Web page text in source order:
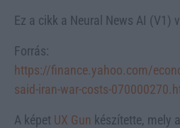
Ez a cikk a Neural News AI (V1)
Forrás:
https://finance.yahoo.com/
said-iran-war-costs-
A képet UX Gun készítette, mely